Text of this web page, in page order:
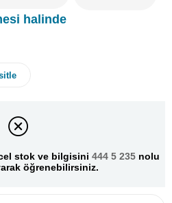
halinde
stok ve bilgisini 444 5 235 nolu
öğrenebilirsiniz.